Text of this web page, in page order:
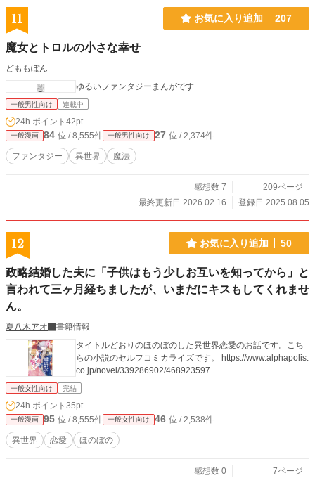
11 お気に入り追加 207
魔女とトロルの小さな幸せ
どももぽん
ゆるいファンタジーまんがです
一般男性向け 連載中
24h.ポイント 42pt
一般漫画 84 位 / 8,555件 一般男性向け 27 位 / 2,374件
ファンタジー 異世界 魔法
感想数 7
209ページ
最終更新日 2026.02.16
登録日 2025.08.05
12 お気に入り追加 50
政略結婚した夫に「子供はもう少しお互いを知ってから」と
言われて三ヶ月経ちましたが、いまだにキスもしてくれませ
ん。
夏八木アオ
書籍情報
タイトルどおりのほのぼのした異世界恋愛のお話です。こち
らの小説のセルフコミカライズです。 https://www.alphapolis.
co.jp/novel/339286902/468923597
一般女性向け 完結
24h.ポイント 35pt
一般漫画 95 位 / 8,555件 一般女性向け 46 位 / 2,538件
異世界 恋愛 ほのぼの
感想数 0
7ページ